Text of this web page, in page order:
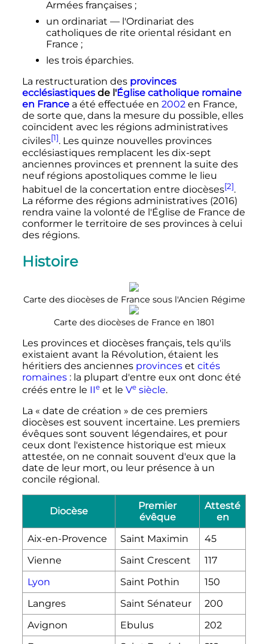
Armées françaises ;
un ordinariat — l'Ordinariat des
catholiques de rite oriental résidant en
France ;
les trois éparchies.
La restructuration des provinces
ecclésiastiquesde l'Église catholique romaine
en Francea été effectuée en 2002en France,
de sorte que, dans la mesure du possible, elles
coïncident avec les régions administratives
civiles[1]. Les quinze nouvelles provinces
ecclésiastiques remplacent les dix-sept
anciennes provinces et prennent la suite des
neuf régions apostoliques comme le lieu
habituel de la concertation entre diocèses[2].
La réforme des régions administratives (2016)
rendra vaine la volonté de l'Église de France de
conformer le territoire de ses provinces à celui
des régions.
Histoire
Carte des diocèses de France sous l'Ancien Régime
Carte des diocèses de France en 1801
Les provinces et diocèses français, tels qu'ils
existaient avant la Révolution, étaient les
héritiers des anciennes provinceset cités
romaines : la plupart d'entre eux ont donc été
créés entre le IIeet le Vesiècle.
La « date de création » de ces premiers
diocèses est souvent incertaine. Les premiers
évêques sont souvent légendaires, et pour
ceux dont l'existence historique est mieux
attestée, on ne connait souvent d'eux que la
date de leur mort, ou leur présence à un
concile régional.
Diocèse
Premier
évêque
Attesté
en
Aix-en-Provence
Saint Maximin
45
Vienne
Saint Crescent
117
Lyon
Saint Pothin
150
Langres
Saint Sénateur
200
Avignon
Ebulus
202